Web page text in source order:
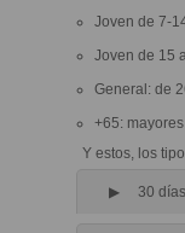
Joven de 7-
Joven de 15
General: de
+65:
Y estos, los
30 días